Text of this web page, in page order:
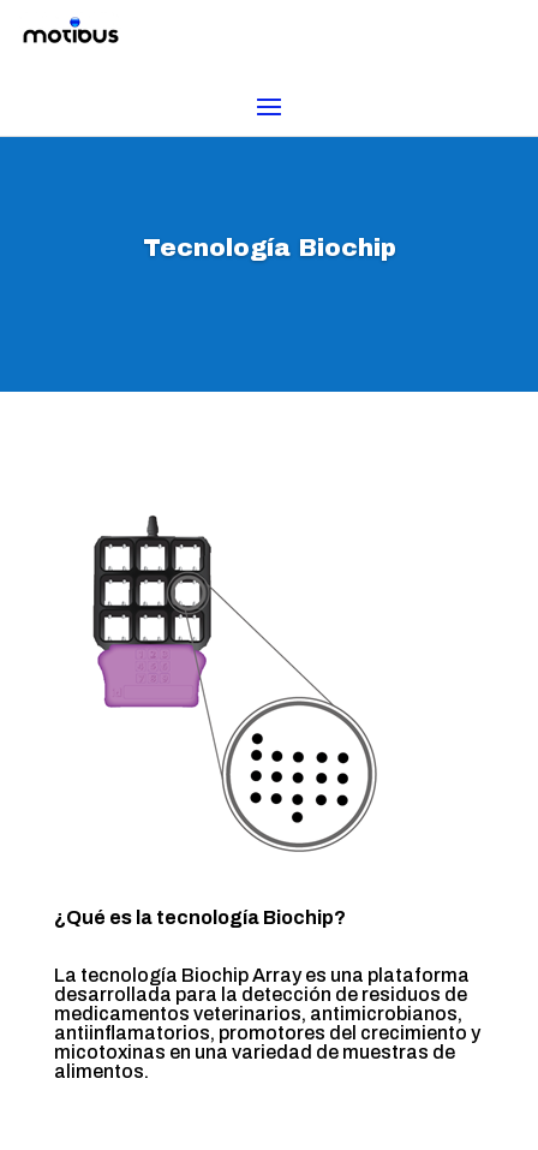
Tecnología Biochip
¿Qué es la tecnología Biochip?
La tecnología Biochip Array es una plataforma
desarrollada para la detección de residuos de
medicamentos veterinarios, antimicrobianos,
antiinflamatorios, promotores del crecimiento y
micotoxinas en una variedad de muestras de
alimentos.